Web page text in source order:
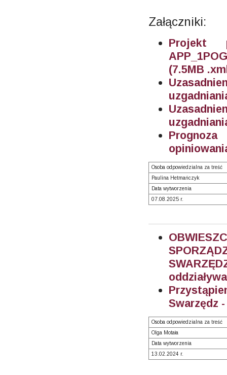
Załączniki:
Projekt
(7.5MB
Osoba odpowiedzialna za treść
Paulina Hetmańczyk
Data wytworzenia
07.08.2025 r.
Swarzędz
Osoba odpowiedzialna za treść
Olga Motała
Data wytworzenia
13.02.2024 r.